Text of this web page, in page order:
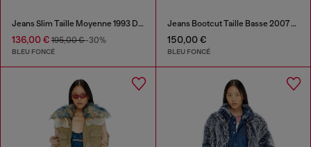
Jeans Slim Taille Moyenne 1993 D-Vyl
136,00 € 195,00 €-30%
BLEU FONCÉ
Jeans Bootcut Taille Basse 2007 Zatiny
150,00 €
BLEU FONCÉ